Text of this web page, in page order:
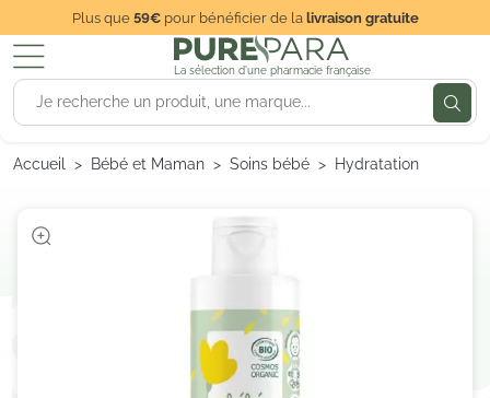
Plus que59€pour bénéficier de lalivraison gratuite
La sélection d'une pharmacie française
Accueil Bébé et Maman Soins bébé Hydratation